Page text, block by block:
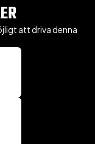
att driva denna